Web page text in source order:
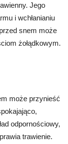
Jego
i wchłanianiu
snem może
żołądkowym.
może przynieść
odpornościowy,
trawienie.